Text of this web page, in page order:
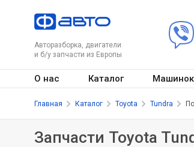
Авторазборка, двигатели
и б/у запчасти из Европы
О нас Каталог
Главная Каталог Toyota Tundra
Запчасти Toyota